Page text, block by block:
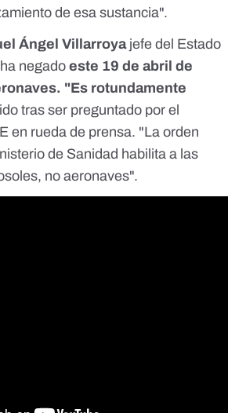
de esa sustancia".
Ángel Villarroya jefe del Estado
negado este 19 de abril de
"Es rotundamente
tras ser preguntado por el
en rueda de prensa. "La orden
de Sanidad habilita a las
no aeronaves".